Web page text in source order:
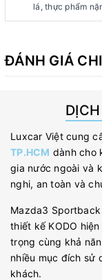
lá, thực phẩm
ĐÁNH GIÁ
Luxcar Việt cung
TP.HCM dành cho
gia nước ngoài và
nghi, an toàn và
Mazda3
thiết kế KODO
trọng cùng khả
nhiều mục đích sử
khách.